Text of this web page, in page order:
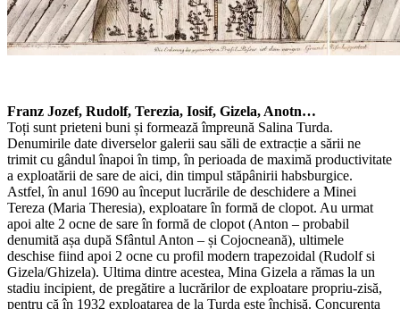
Franz Jozef, Rudolf, Terezia, Iosif, Gizela, Anotn…
Toți sunt prieteni buni și formează împreună Salina Turda.
Denumirile date diverselor galerii sau săli de extracție a sării ne
trimit cu gândul înapoi în timp, în perioada de maximă productivitate
a exploatării de sare de aici, din timpul stăpânirii habsburgice.
Astfel, în anul 1690 au început lucrările de deschidere a Minei
Tereza (Maria Theresia), exploatare în formă de clopot. Au urmat
apoi alte 2 ocne de sare în formă de clopot (Anton – probabil
denumită așa după Sfântul Anton – și Cojocneană), ultimele
deschise fiind apoi 2 ocne cu profil modern trapezoidal (Rudolf si
Gizela/Ghizela). Ultima dintre acestea, Mina Gizela a rămas la un
stadiu incipient, de pregătire a lucrărilor de exploatare propriu-zisă,
pentru că în 1932 exploatarea de la Turda este închisă. Concurenţa